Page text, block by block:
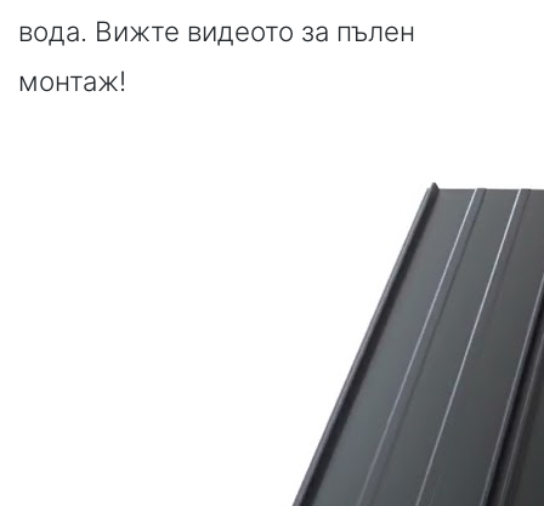
вода. Вижте видеото за пълен
монтаж!